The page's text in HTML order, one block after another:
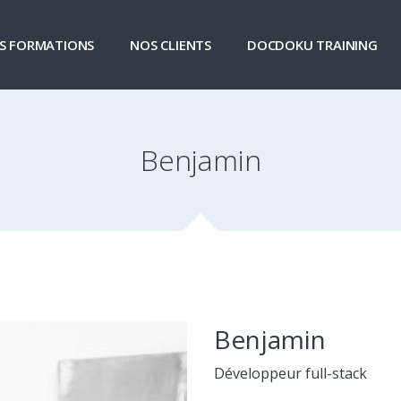
FORMATIONS NOS CLIENTS DOCDOKU TRAINING
Benjamin
Benjamin
Développeur full-stack